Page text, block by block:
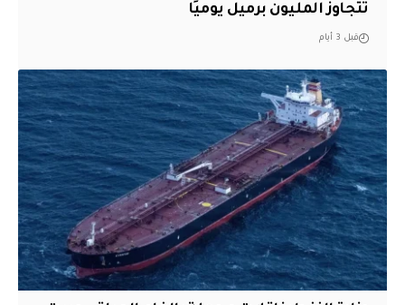
تتجاوز المليون برميل يوميًا
قبل 3 أيام